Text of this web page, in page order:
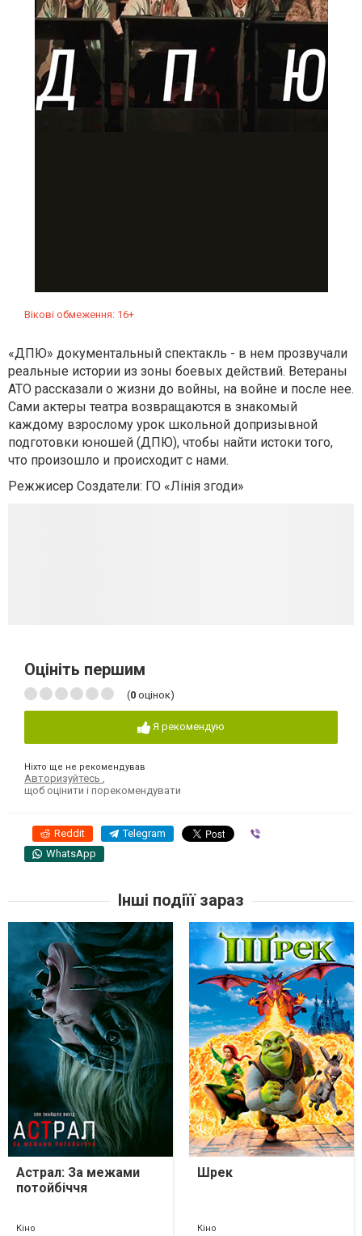
Вікові обмеження: 16+
«ДПЮ» документальный спектакль - в нем прозвучали
реальные истории из зоны боевых действий. Ветераны
АТО рассказали о жизни до войны, на войне и после нее.
Сами актеры театра возвращаются в знакомый
каждому взрослому урок школьной допризывной
подготовки юношей (ДПЮ), чтобы найти истоки того,
что произошло и происходит с нами.
Режжисер Создатели: ГО «Лінія згоди»
Оцініть першим
(0 оцінок)
Я рекомендую
Ніхто ще не рекомендував
Авторизуйтесь
щоб оцінити і порекомендувати
Reddit Telegram
WhatsApp
Інші подіїї зараз
Астрал: За межами
потойбіччя
Кіно
Шрек
Кіно